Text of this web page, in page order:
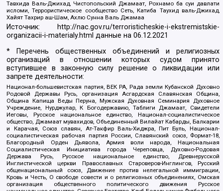
Тавхида Валь-Джихад, Чистопольский Джамаат, Рохнамо ба суи давлати
исломи, Террористическое сообщество Сеть, Катиба Таухид валь-Джихад,
Хайят Тахрир аш-Шам, Ахлю Сунна Валь Джамаа
Источник:
http://nac.gov.ru/terroristicheskie-i-ekstremistskie-
organizacii-i-materialy.html данные на06.12.2021
* Перечень общественных объединений и религиозных
организаций в отношении которых судом принято
вступившее в законную силу решение о ликвидации или
запрете деятельности:
Национал-большевистская партия, ВЕК РА, Рада земли Кубанской Духовно
Родовой Державы Русь, организация Асгардская Славянская Община,
Община Капища Веды Перуна, Мужская Духовная Семинария Духовное
Учреждение, Нурджулар, К Богодержавию, Таблиги Джамаат, Свидетели
Иеговы, Русское национальное единство, Национал-социалистическое
общество, Джамаат мувахидов, Объединенный Вилайат Кабарды, Балкарии
и Карачая, Союз славян, Ат-Такфир Валь-Хиджра, Пит Буль, Национал-
социалистическая рабочая партия России, Славянский союз, Формат-18,
Благородный Орден Дьявола, Армия воли народа, Национальная
Социалистическая Инициатива города Череповца, Духовно-Родовая
Держава Русь, Русское национальное единство, Древнерусской
Инглистической церкви Православных Староверов-Инглингов, Русский
общенациональный союз, Движение против нелегальной иммиграции,
Кровь и Честь, О свободе совести и о религиозных объединениях, Омская
организация общественного политического движения Русское